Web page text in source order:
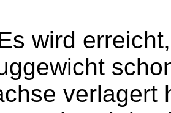
wird
verlagert